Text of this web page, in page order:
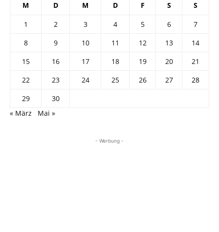
M D M D F S S
1 2 3 4 5 6
7
8
9 10 11 12 13
14
15
16 17 18 19 20
21
22
23 24 25 26 27
28
29
30
« März
Mai »
- Werbung -